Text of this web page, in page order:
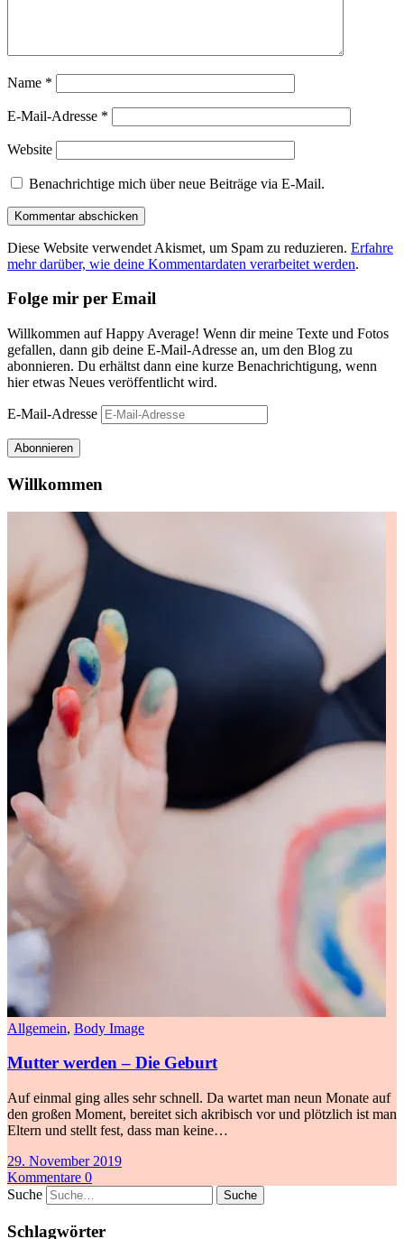
Name *
E-Mail-Adresse *
Website
Benachrichtige mich über neue Beiträge via E-Mail.
Diese Website verwendet Akismet, um Spam zu reduzieren. Erfahre
mehr darüber, wie deine Kommentardaten verarbeitet werden.
Folge mir per Email
Willkommen auf Happy Average! Wenn dir meine Texte und Fotos
gefallen, dann gib deine E-Mail-Adresse an, um den Blog zu
abonnieren. Du erhältst dann eine kurze Benachrichtigung, wenn
hier etwas Neues veröffentlicht wird.
E-Mail-Adresse
Abonnieren
Willkommen
Allgemein, Body Image
Mutter werden – Die Geburt
Auf einmal ging alles sehr schnell. Da wartet man neun Monate auf
den großen Moment, bereitet sich akribisch vor und plötzlich ist man
Eltern und stellt fest, dass man keine…
29. November 2019
Kommentare 0
Suche
Schlagwörter